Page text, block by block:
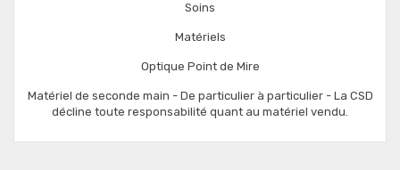
Soins
Matériels
Optique Point de Mire
Matériel de seconde main - De particulier à particulier - La CSD
décline toute responsabilité quant au matériel vendu.